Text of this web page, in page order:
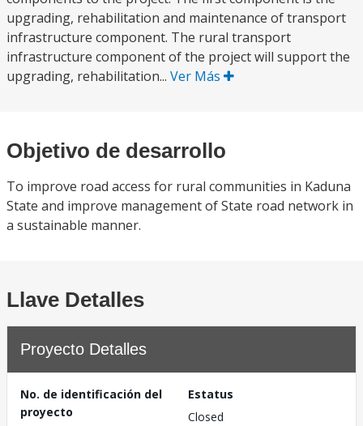
upgrading, rehabilitation and maintenance of transport
infrastructure component. The rural transport
infrastructure component of the project will support the
upgrading, rehabilitation... Ver Más
Objetivo de desarrollo
To improve road access for rural communities in Kaduna
State and improve management of State road network in
a sustainable manner.
Llave Detalles
Proyecto Detalles
No. de identificación del
proyecto
Estatus
Closed